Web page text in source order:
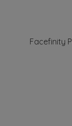
Facefinity